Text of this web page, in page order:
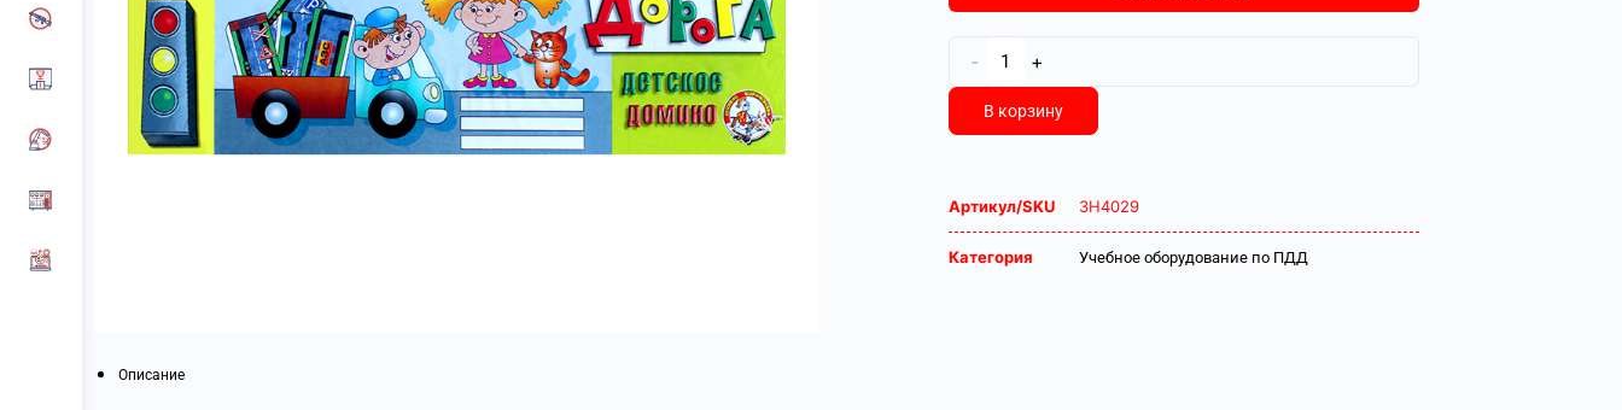
- +
В корзину
Артикул/SKU ЗН4029
Категория Учебное оборудование по ПДД
Описание